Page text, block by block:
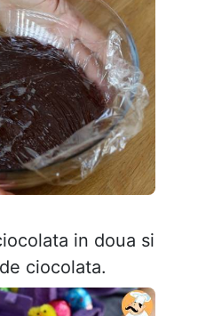
in doua si
ciocolata.